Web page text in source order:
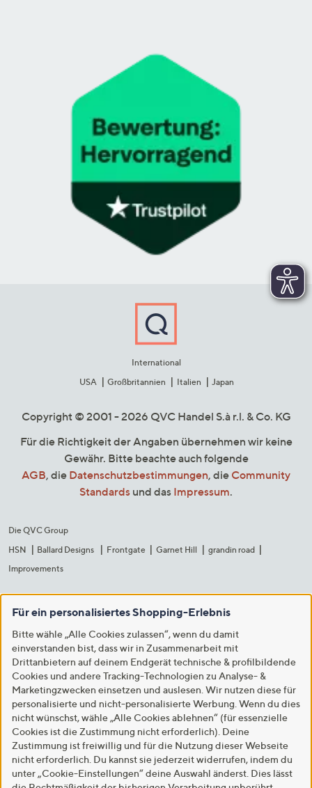
International
USA
Großbritannien Italien Japan
Copyright © 2001 - 2026 QVC Handel S.à r.l. & Co. KG
Für die Richtigkeit der Angaben übernehmen wir keine
Gewähr. Bitte beachte auch folgende
AGB, die Datenschutzbestimmungen, die Community
Standards und das Impressum.
Die QVC Group
HSN
Ballard Designs Frontgate Garnet Hill
grandin road
Improvements
Für ein personalisiertes Shopping-Erlebnis
Bitte wähle „Alle Cookies zulassen“, wenn du damit
einverstanden bist, dass wir in Zusammenarbeit mit
Drittanbietern auf deinem Endgerät technische & profilbildende
Cookies und andere Tracking-Technologien zu Analyse- &
Marketingzwecken einsetzen und auslesen. Wir nutzen diese für
personalisierte und nicht-personalisierte Werbung. Wenn du dies
nicht wünschst, wähle „Alle Cookies ablehnen“ (für essenzielle
Cookies ist die Zustimmung nicht erforderlich). Deine
Zustimmung ist freiwillig und für die Nutzung dieser Webseite
nicht erforderlich. Du kannst sie jederzeit widerrufen, indem du
unter „Cookie-Einstellungen“ deine Auswahl änderst. Dies lässt